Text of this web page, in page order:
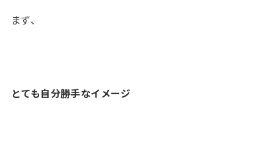
まず、
とても自分勝手なイメージ